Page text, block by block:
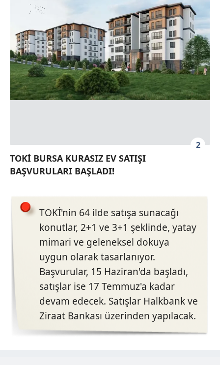
2
TOKİ BURSA KURASIZ EV SATIŞI
BAŞVURULARI BAŞLADI!
TOKİ'nin 64 ilde satışa sunacağı
konutlar, 2+1 ve 3+1 şeklinde, yatay
mimari ve geleneksel dokuya
uygun olarak tasarlanıyor.
Başvurular, 15 Haziran'da başladı,
satışlar ise 17 Temmuz'a kadar
devam edecek. Satışlar Halkbank ve
Ziraat Bankası üzerinden yapılacak.